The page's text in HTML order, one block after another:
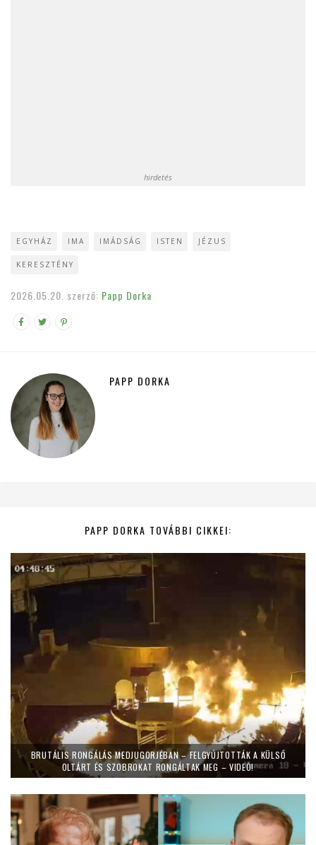
hirdetés
EGYHÁZ IMA IMÁDSÁG ISTEN JÉZUS
KERESZTÉNY
2026.05.20. szerző: Papp Dorka
PAPP DORKA
PAPP DORKA TOVÁBBI CIKKEI:
BRUTÁLIS RONGÁLÁS MEDJUGORJÉBAN – FELGYÚJTOTTÁK A KÜLSŐ
OLTÁRT ÉS SZOBROKAT RONGÁLTAK MEG – VIDEÓ!